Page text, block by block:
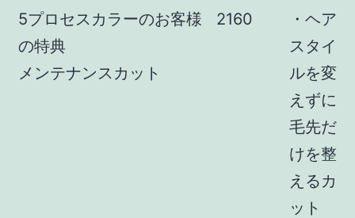
5プロセスカラーのお客様
の特典
メンテナンスカット
2160
・ヘア
スタイ
ルを変
えずに
毛先だ
けを整
えるカ
ット